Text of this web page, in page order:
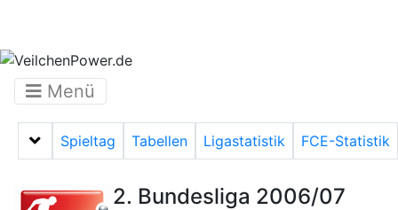
Menü
Menü auf-/zuklappen
Spieltag Tabellen Ligastatistik FCE-Statistik
2. Bundesliga 2006/07